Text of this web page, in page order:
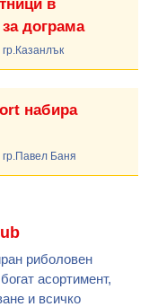
в
дограма
гр.Казанлък
набира
гр.Павел Баня
риболовен
асортимент,
и всичко